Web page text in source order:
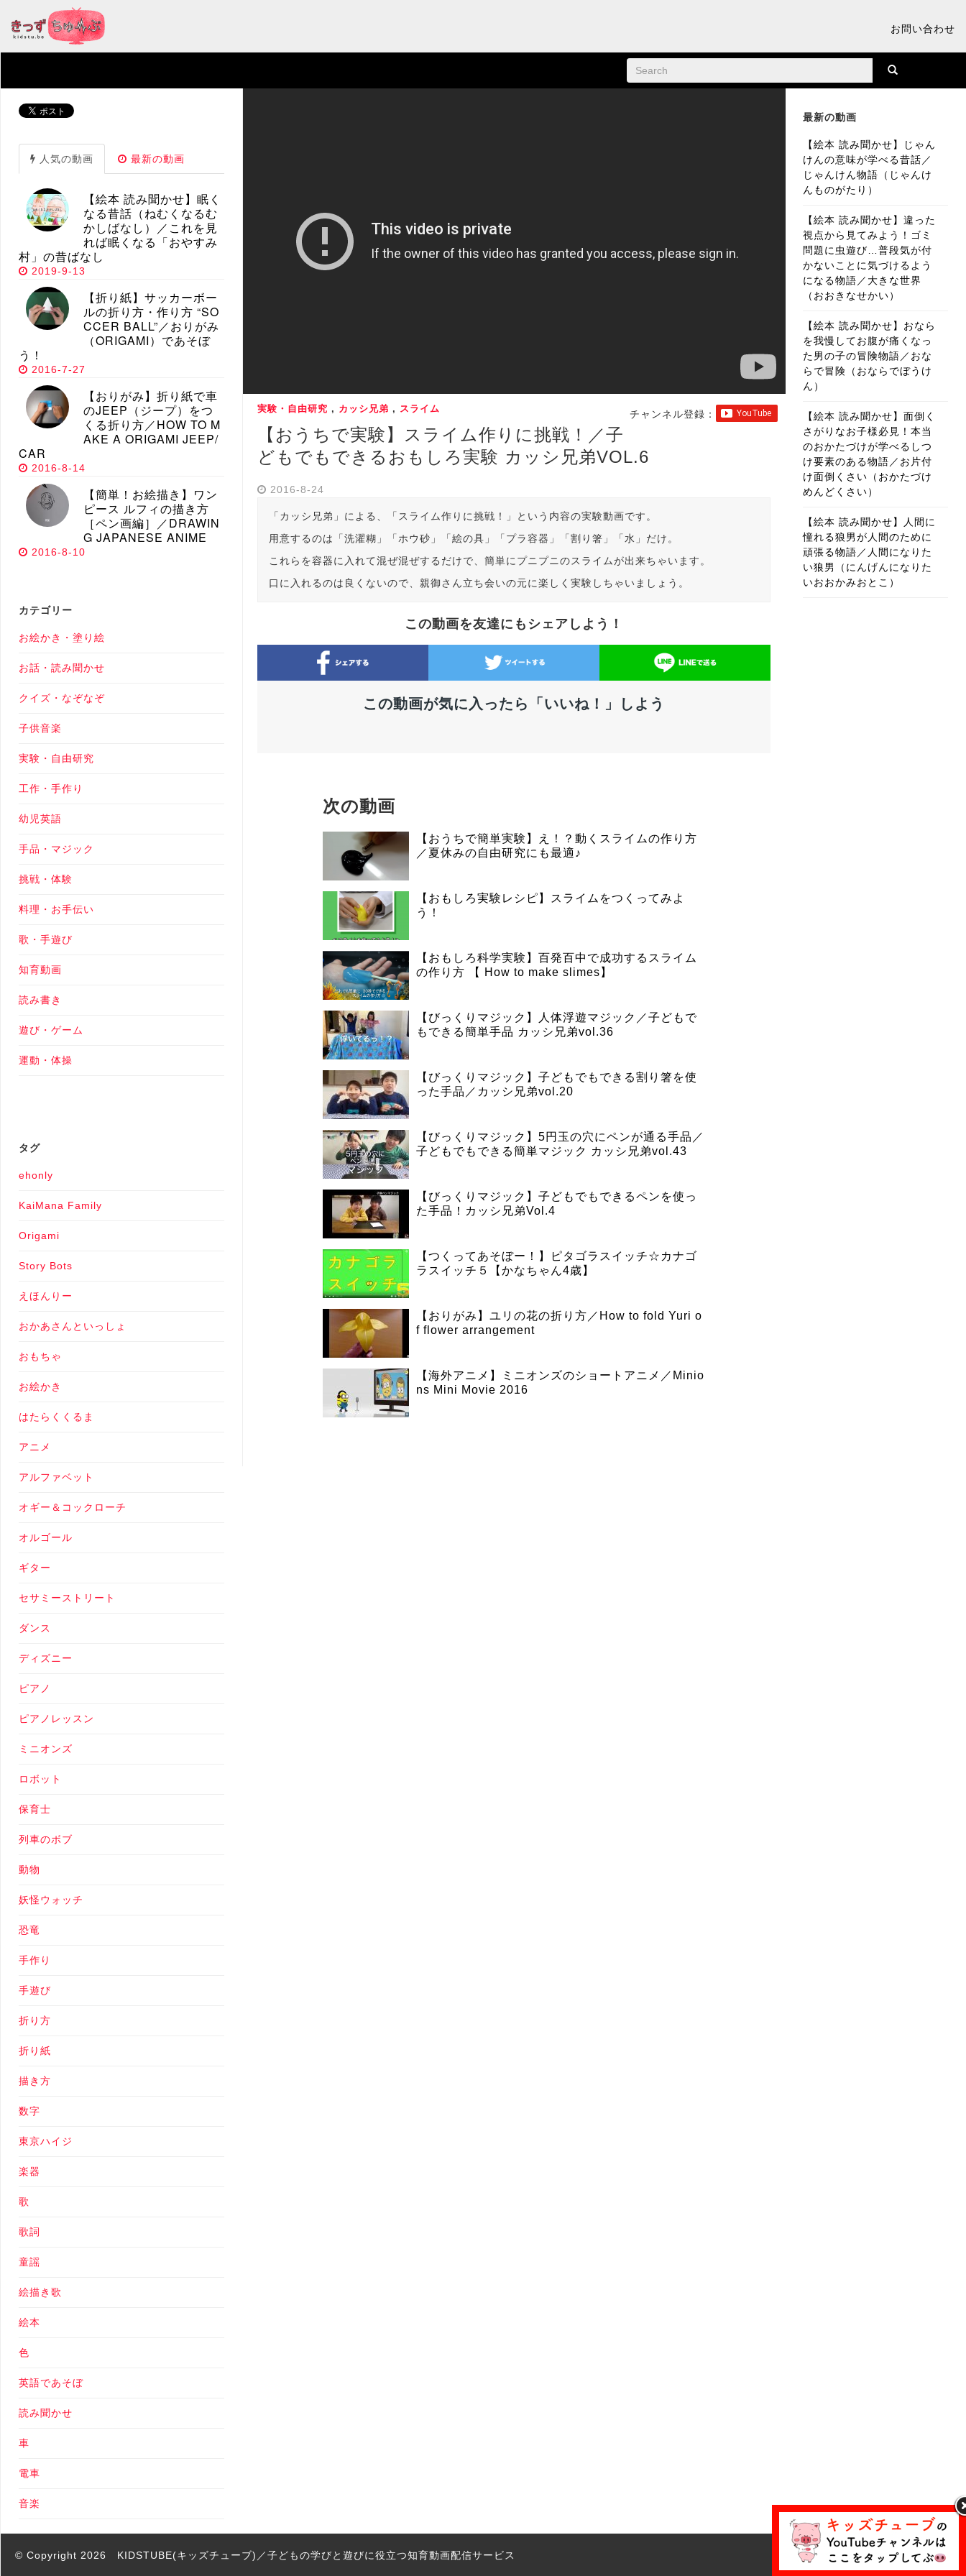
お問い合わせ
チャンネル登録：
実験・自由研究 , カッシ兄弟 , スライム
【おうちで実験】スライム作りに挑戦！／子
どもでもできるおもしろ実験 カッシ兄弟VOL.6
2016-8-24
「カッシ兄弟」による、「スライム作りに挑戦！」という内容の実験動画です。
用意するのは「洗濯糊」「ホウ砂」「絵の具」「プラ容器」「割り箸」「水」だけ。
これらを容器に入れて混ぜ混ぜするだけで、簡単にプニプニのスライムが出来ちゃいます。
口に入れるのは良くないので、親御さん立ち会いの元に楽しく実験しちゃいましょう。
この動画を友達にもシェアしよう！
この動画が気に入ったら「いいね！」しよう
次の動画
【おうちで簡単実験】え！？動くスライムの作り方
／夏休みの自由研究にも最適♪
【おもしろ実験レシピ】スライムをつくってみよ
う！
【おもしろ科学実験】百発百中で成功するスライム
の作り方 【 How to make slimes】
【びっくりマジック】人体浮遊マジック／子どもで
もできる簡単手品 カッシ兄弟vol.36
【びっくりマジック】子どもでもできる割り箸を使
った手品／カッシ兄弟vol.20
【びっくりマジック】5円玉の穴にペンが通る手品／
子どもでもできる簡単マジック カッシ兄弟vol.43
【びっくりマジック】子どもでもできるペンを使っ
た手品！カッシ兄弟Vol.4
【つくってあそぼー！】ピタゴラスイッチ☆カナゴ
ラスイッチ５【かなちゃん4歳】
【おりがみ】ユリの花の折り方／How to fold Yuri o
f flower arrangement
【海外アニメ】ミニオンズのショートアニメ／Minio
ns Mini Movie 2016
最新の動画
【絵本 読み聞かせ】じゃん
けんの意味が学べる昔話／
じゃんけん物語（じゃんけ
んものがたり）
【絵本 読み聞かせ】違った
視点から見てみよう！ゴミ
問題に虫遊び…普段気が付
かないことに気づけるよう
になる物語／大きな世界
（おおきなせかい）
【絵本 読み聞かせ】おなら
を我慢してお腹が痛くなっ
た男の子の冒険物語／おな
らで冒険（おならでぼうけ
ん）
【絵本 読み聞かせ】面倒く
さがりなお子様必見！本当
のおかたづけが学べるしつ
け要素のある物語／お片付
け面倒くさい（おかたづけ
めんどくさい）
【絵本 読み聞かせ】人間に
憧れる狼男が人間のために
頑張る物語／人間になりた
い狼男（にんげんになりた
いおおかみおとこ）
人気の動画 最新の動画
【絵本 読み聞かせ】眠く
なる昔話（ねむくなるむ
かしばなし）／これを見
れば眠くなる「おやすみ
村」の昔ばなし
2019-9-13
【折り紙】サッカーボー
ルの折り方・作り方 “SO
CCER BALL”／おりがみ
（ORIGAMI）であそぼ
う！
2016-7-27
【おりがみ】折り紙で車
のJEEP（ジープ）をつ
くる折り方／HOW TO M
AKE A ORIGAMI JEEP/
CAR
2016-8-14
【簡単！お絵描き】ワン
ピース ルフィの描き方
［ペン画編］／DRAWIN
G JAPANESE ANIME
2016-8-10
カテゴリー
お絵かき・塗り絵
お話・読み聞かせ
クイズ・なぞなぞ
子供音楽
実験・自由研究
工作・手作り
幼児英語
手品・マジック
挑戦・体験
料理・お手伝い
歌・手遊び
知育動画
読み書き
遊び・ゲーム
運動・体操
タグ
ehonly
KaiMana Family
Origami
Story Bots
えほんりー
おかあさんといっしょ
おもちゃ
お絵かき
はたらくくるま
アニメ
アルファベット
オギー＆コックローチ
オルゴール
ギター
セサミーストリート
ダンス
ディズニー
ピアノ
ピアノレッスン
ミニオンズ
ロボット
保育士
列車のボブ
動物
妖怪ウォッチ
恐竜
手作り
手遊び
折り方
折り紙
描き方
数字
東京ハイジ
楽器
歌
歌詞
童謡
絵描き歌
絵本
色
英語であそぼ
読み聞かせ
車
電車
音楽
© Copyright 2026 KIDSTUBE(キッズチューブ)／子どもの学びと遊びに役立つ知育動画配信サービス